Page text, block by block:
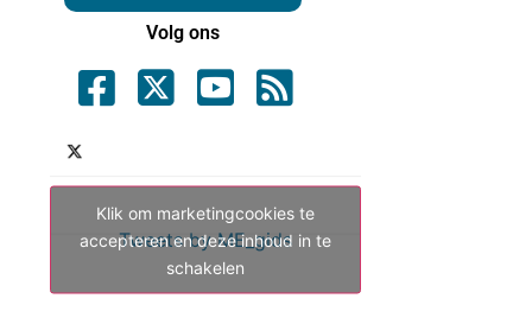
Volg ons
Tweets by ME_gids
Klik om marketingcookies te
accepteren en deze inhoud in te
schakelen